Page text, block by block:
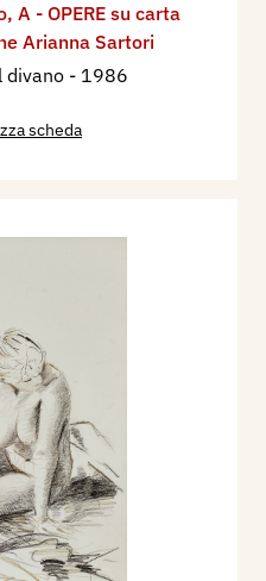
, A - OPERE su carta
Arianna Sartori
divano - 1986
scheda